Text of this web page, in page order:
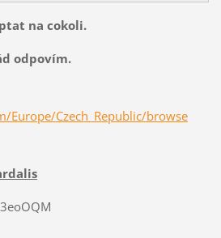
na cokoli.
odpovím.
Europe/Czech_Republic/browse